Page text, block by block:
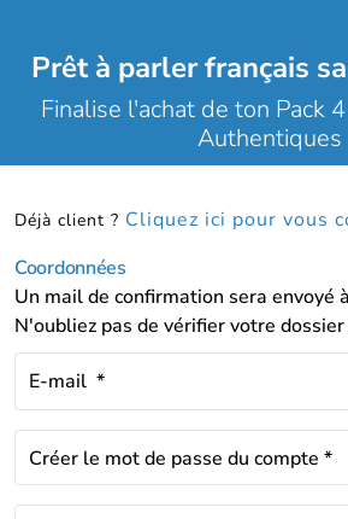
Prêt à parler français
Finalise l'achat de ton Pack
Authentiques
Déjà client ? Cliquez ici pour vous
Coordonnées
Un mail de confirmation sera envoyé
N'oubliez pas de vérifier votre
E-mail *
Créer le mot de passe du compte *